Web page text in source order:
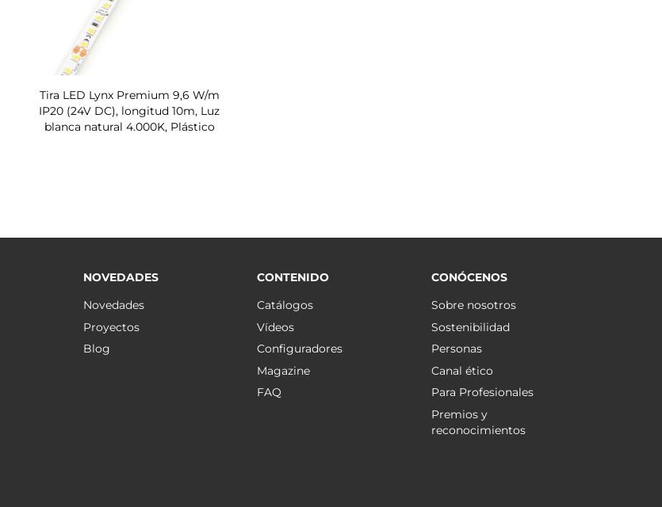
Tira LED Lynx Premium 9,6 W/m
IP20 (24V DC), longitud 10m, Luz
blanca natural 4.000K, Plástico
NOVEDADES
Novedades
Proyectos
Blog
CONTENIDO
Catálogos
Vídeos
Configuradores
Magazine
FAQ
CONÓCENOS
Sobre nosotros
Sostenibilidad
Personas
Canal ético
Para Profesionales
Premios y
reconocimientos